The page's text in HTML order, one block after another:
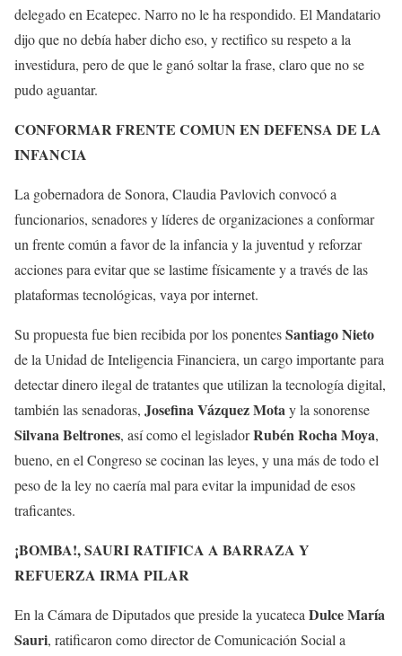
delegado en Ecatepec. Narro no le ha respondido. El Mandatario
dijo que no debía haber dicho eso, y rectifico su respeto a la
investidura, pero de que le ganó soltar la frase, claro que no se
pudo aguantar.
CONFORMAR FRENTE COMUN EN DEFENSA DE LA
INFANCIA
La gobernadora de Sonora, Claudia Pavlovich convocó a
funcionarios, senadores y líderes de organizaciones a conformar
un frente común a favor de la infancia y la juventud y reforzar
acciones para evitar que se lastime físicamente y a través de las
plataformas tecnológicas, vaya por internet.
Su propuesta fue bien recibida por los ponentesSantiago Nieto
de la Unidad de Inteligencia Financiera, un cargo importante para
detectar dinero ilegal de tratantes que utilizan la tecnología digital,
también las senadoras, Josefina Vázquez Motay la sonorense
Silvana Beltrones, así como el legisladorRubén Rocha Moya,
bueno, en el Congreso se cocinan las leyes, y una más de todo el
peso de la ley no caería mal para evitar la impunidad de esos
traficantes.
¡BOMBA!, SAURI RATIFICA A BARRAZA Y
REFUERZA IRMA PILAR
En la Cámara de Diputados que preside la yucateca Dulce María
Sauri, ratificaron como director de Comunicación Social a